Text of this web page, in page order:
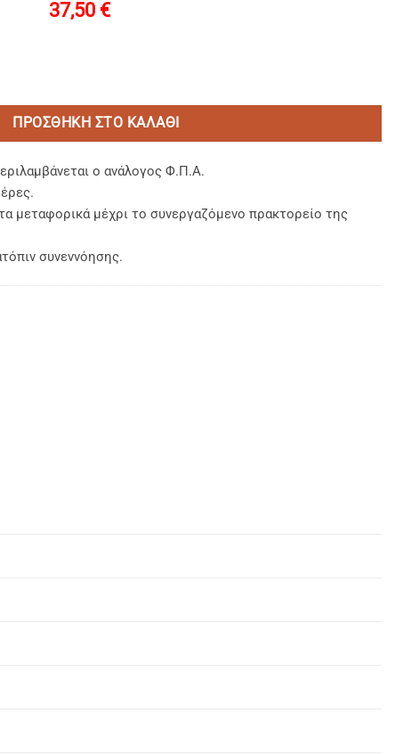
37,50 €
Soap Στρογγυλο 15gr σε αδιαβροχο βιολογικο σακουλακι
ΠΡΟΣΘΉΚΗ ΣΤΟ ΚΑΛΆΘΙ
ο ανάλογος Φ.Π.Α.
μεταφορικά μέχρι το συνεργαζόμενο πρακτορείο της
συνεννόησης.